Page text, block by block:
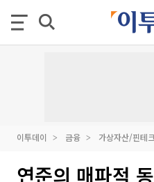
이투데이 금융 가상자산/핀테크
연준의 매파적